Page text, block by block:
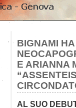
BIGNAMI
E ARIANNA
AL SUO